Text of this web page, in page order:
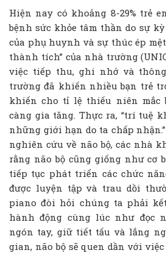
Hiện nay có khoảng 8-29% trẻ
bệnh sức khỏe tâm thần do sự
của phụ huynh và sự thúc ép
thành tích” của nhà trường
việc tiếp thu, ghi nhớ và
trường đã khiến nhiều bạn trẻ
khiến cho tỉ lệ thiếu niên mắc
càng gia tăng. Thực ra, “trí tuệ
những giới hạn do ta chấp
nghiên cứu về não bộ, các nhà
rằng não bộ cũng giống như cơ
tiếp tục phát triển các chức
được luyện tập và trau dồi
piano đòi hỏi chúng ta phải
hành động cùng lúc như đọc
ngón tay, giữ tiết tấu và lắng
gian, não bộ sẽ quen dần với